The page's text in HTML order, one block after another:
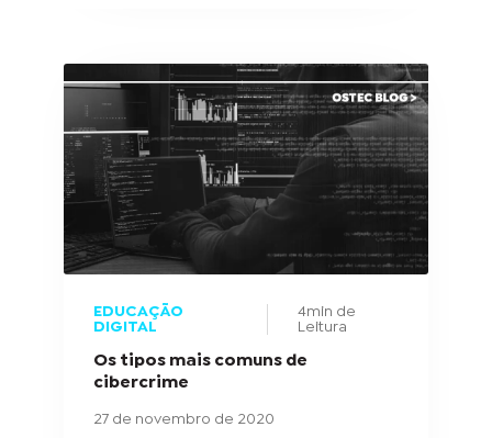
EDUCAÇÃO
DIGITAL
4min de
Leitura
Os tipos mais comuns de
cibercrime
27 de novembro de 2020